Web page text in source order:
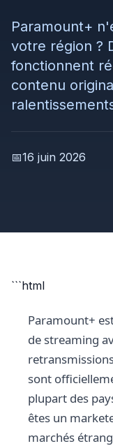
Paramount+
votre région ?
fonctionnent
contenu
📅16 juin 2026
```html
Paramount+
de streaming
sont
plupart des
êtes un
marchés